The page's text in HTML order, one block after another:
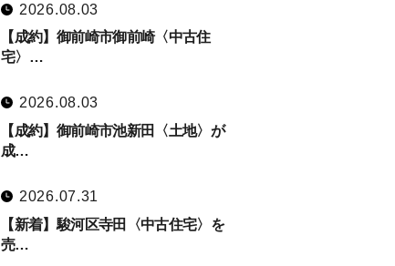
2026.08.03
【成約】御前崎市御前崎〈中古住
宅〉…
2026.08.03
【成約】御前崎市池新田〈土地〉が
成…
2026.07.31
【新着】駿河区寺田〈中古住宅〉を
売…